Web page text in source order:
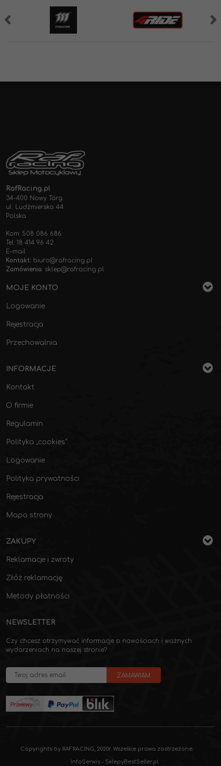
RafRacing.pl
34-400 Nowy Targ
ul. Ludźmierska 44
Polska
Kom: 508 086 686
Tel: 18 414 96 42
E-mail
Kontakt: biuro@rafracing.pl
Zamówienia: sklep@rafracing.pl
MOJE KONTO
Logowanie
Rejestracja
Przechowalnia
INFORMACJE
Kontakt
O firmie
Regulamin
Polityka „cookies”
Logowanie
Polityka prywatności
Rejestracja
Mapa strony
ZAKUPY
Reklamacje i zwroty
Złóż reklamację
Metody płatności
NEWSLETTER
Czy chcesz otrzymywać informacje o nowościach i ważnych
wydarzeniach na naszej stronie?
Copyrights by RAFRACING, 2020r. Wszelkie prawa zastrzeżone.
InfoSerwis - SklepyBestSeller.pl